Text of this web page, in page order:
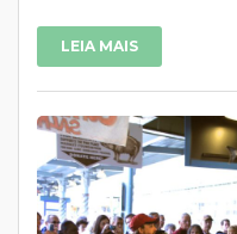
LEIA MAIS